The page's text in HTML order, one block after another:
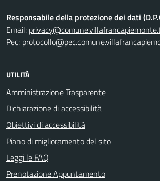
Responsabile della protezione dei dati
Email:
Pec:
UTILITÀ
Amministrazione Trasparente
Dichiarazione di accessibilità
Obiettivi di accessibilità
Piano di miglioramento del sito
Leggi le FAQ
Prenotazione Appuntamento